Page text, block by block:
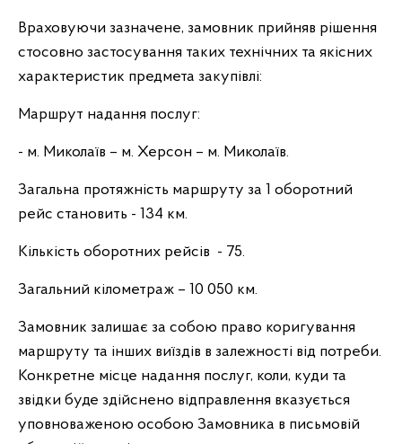
Враховуючи зазначене, замовник прийняв рішення
стосовно застосування таких технічних та якісних
характеристик предмета закупівлі:
Маршрут надання послуг:
- м. Миколаїв – м. Херсон – м. Миколаїв.
Загальна протяжність маршруту за 1 оборотний
рейс становить - 134 км.
Кількість оборотних рейсів - 75.
Загальний кілометраж – 10 050 км.
Замовник залишає за собою право коригування
маршруту та інших виїздів в залежності від потреби.
Конкретне місце надання послуг, коли, куди та
звідки буде здійснено відправлення вказується
уповноваженою особою Замовника в письмовій